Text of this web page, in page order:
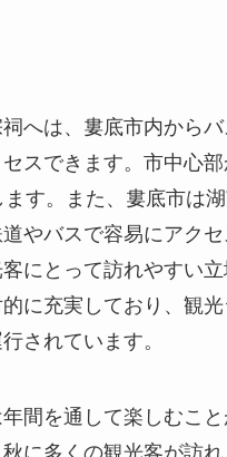
やバスで容易にアクセ
に充実しており、観
されています。
間を通して楽しむこ
に多くの観光客が訪れ
は比較的安価で、一般
ています。訪問を計画
とをお勧めします。